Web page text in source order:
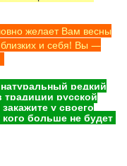
желает Вам весны
и себя! Вы —
редкий
русской
у своего
больше не будет